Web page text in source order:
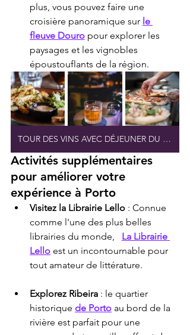
plus, vous pouvez faire une
croisière panoramique sur le
fleuve Douro pour explorer les
paysages et les vignobles
époustouflants de la région.
TOUR DES VINS AVEC DÉJEUNER DU CHEF
Activités supplémentaires
pour améliorer votre
expérience à Porto
Visitez la Librairie Lello : Connue
comme l'une des plus belles
librairies du monde,
La Librairie
Lello est un incontournable pour
tout amateur de littérature.
Explorez Ribeira : le quartier
historique de Porto au bord de la
rivière est parfait pour une